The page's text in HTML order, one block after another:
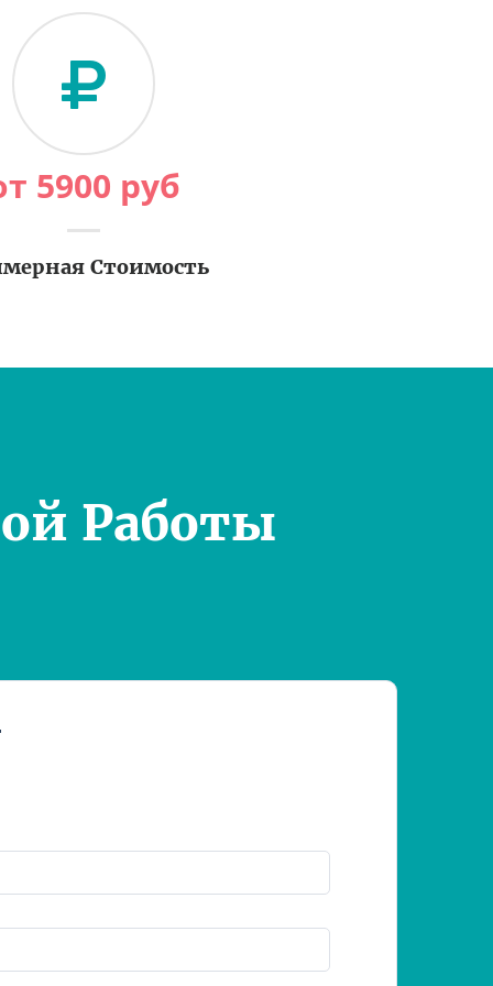
5900 руб
Стоимость
Работы